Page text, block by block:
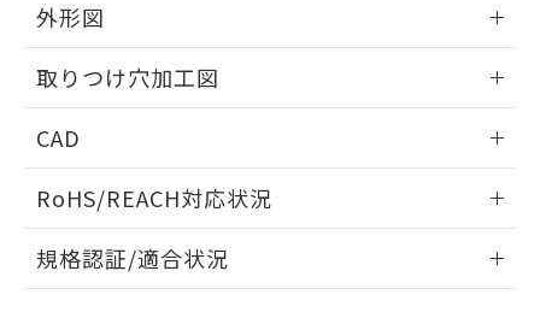
外形図
取りつけ穴加工図
CAD
ドすることができます。
ログイン/会員登録
RoHS/REACH対応状況
EU RoHS 注意事項・凡例
規格認証/適合状況
の共同利用に関して"
用者の範囲」に記載されている法人を
EU RoHS指令（10物質）の非含有証明書
51物質の非含有証明書（当社基準）
※本証明書は発行日時点で非含有を証明す
物質の対応では、対応完了までの期間は出
荷製品に未対応品が混在することから備考
欄に対応日を記載しておりました。
既に当社にて対応品への在庫切替を完了